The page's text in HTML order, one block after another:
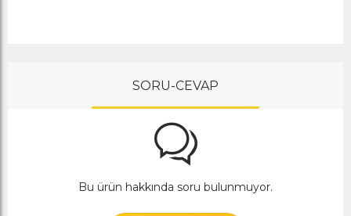
SORU-CEVAP
Bu ürün hakkında soru bulunmuyor.